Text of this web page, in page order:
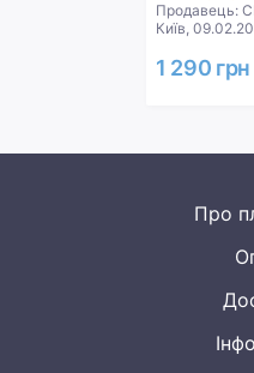
Продавець:
Київ,
1 290 грн
Про